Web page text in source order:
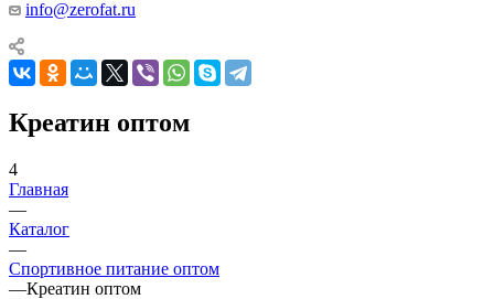
info@zerofat.ru
Креатин оптом
4
Главная
—
Каталог
—
Спортивное питание оптом
—Креатин оптом